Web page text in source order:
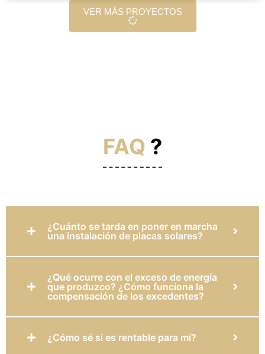
VER MÁS PROYECTOS
FAQ ?
¿Cuánto se tarda en poner en marcha
una instalación de placas solares?
¿Qué ocurre con el exceso de energía
que produzco? ¿Cómo funciona la
compensación de los excedentes?
¿Cómo sé si es rentable para mí?